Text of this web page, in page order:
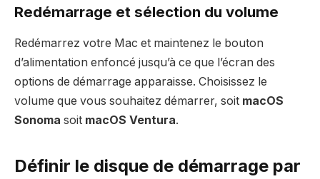
Redémarrage et sélection du volume
Redémarrez votre Mac et maintenez le bouton
d’alimentation enfoncé jusqu’à ce que l’écran des
options de démarrage apparaisse. Choisissez le
volume que vous souhaitez démarrer, soit macOS
Sonoma soit macOS Ventura.
Définir le disque de démarrage par